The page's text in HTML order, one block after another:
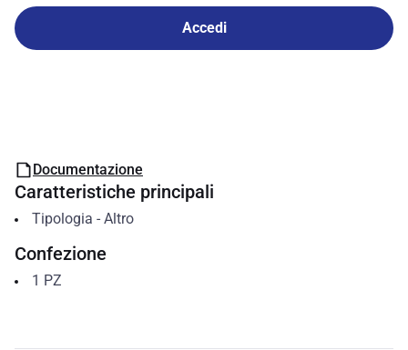
Accedi
Documentazione
Caratteristiche principali
Tipologia - Altro
Confezione
1 PZ